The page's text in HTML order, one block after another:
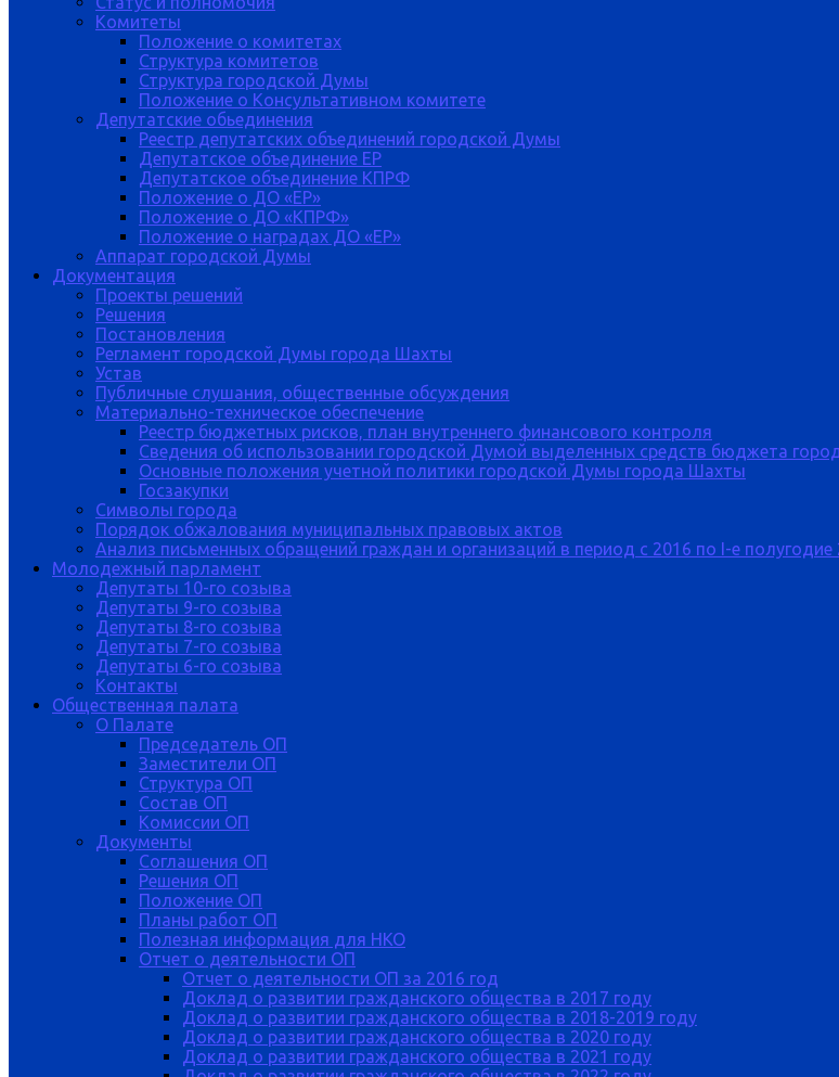
Комитеты
Положение о комитетах
Структура комитетов
Структура городской Думы
Положение о Консультативном комитете
Депутатские обьединения
Реестр депутатских объединений городской Думы
Депутатское объединение ЕР
Депутатское объединение КПРФ
Положение о ДО «ЕР»
Положение о ДО «КПРФ»
Положение о наградах ДО «ЕР»
Аппарат городской Думы
Документация
Проекты решений
Решения
Постановления
Регламент городской Думы города Шахты
Устав
Публичные слушания, общественные обсуждения
Материально-техническое обеспечение
Реестр бюджетных рисков, план внутреннего финансового контроля
Сведения об использовании городской Думой выделенных средств бюджета
Основные положения учетной политики городской Думы города Шахты
Госзакупки
Символы города
Порядок обжалования муниципальных правовых актов
Анализ письменных обращений граждан и организаций в период с 2016 по I-е полугодие
Молодежный парламент
Депутаты 10-го созыва
Депутаты 9-го созыва
Депутаты 8-го созыва
Депутаты 7-го созыва
Депутаты 6-го созыва
Контакты
Общественная палата
О Палате
Председатель ОП
Заместители ОП
Структура ОП
Состав ОП
Комиссии ОП
Документы
Соглашения ОП
Решения ОП
Положение ОП
Планы работ ОП
Полезная информация для НКО
Отчет о деятельности ОП
Отчет о деятельности ОП за 2016 год
Доклад о развитии гражданского общества в 2017 году
Доклад о развитии гражданского общества в 2018-2019 году
Доклад о развитии гражданского общества в 2020 году
Доклад о развитии гражданского общества в 2021 году